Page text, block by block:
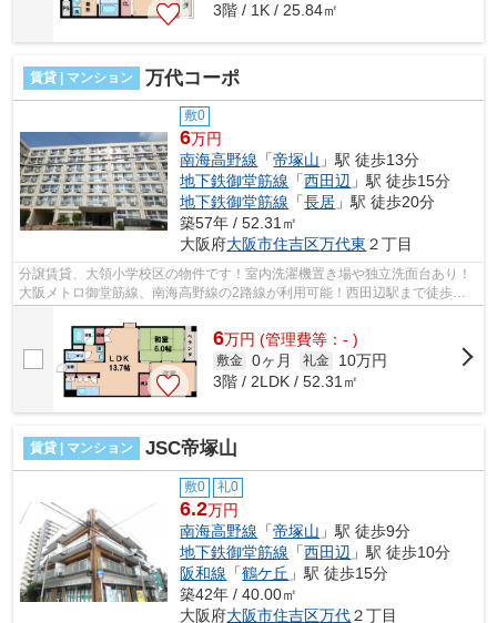
3階 / 1K / 25.84㎡
賃貸 | マンション 万代コーポ
敷0
6万円
南海高野線 「帝塚山 」駅 徒歩13分
地下鉄御堂筋線 「西田辺 」駅 徒歩15分
地下鉄御堂筋線 「長居 」駅 徒歩20分
築57年 / 52.31㎡
大阪府大阪市住吉区万代東 ２丁目
分譲賃貸、大領小学校区の物件です！室内洗濯機置き場や独立洗面台あり！
大阪メトロ御堂筋線、南海高野線の2路線が利用可能！西田辺駅まで徒歩圏
6万円 (管理費等：- )
敷金 0ヶ月 礼金
10万円
3階 / 2LDK / 52.31㎡
賃貸 | マンション JSC帝塚山
敷0 礼0
6.2万円
南海高野線 「帝塚山 」駅 徒歩9分
地下鉄御堂筋線 「西田辺 」駅 徒歩10分
阪和線 「鶴ケ丘 」駅 徒歩15分
築42年 / 40.00㎡
大阪府大阪市住吉区万代２丁目